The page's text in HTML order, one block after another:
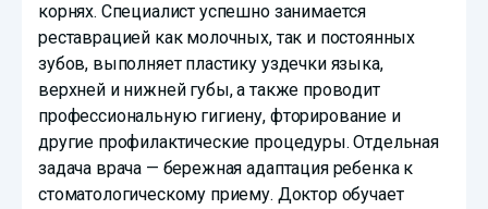
корнях. Специалист успешно занимается
реставрацией как молочных, так и постоянных
зубов, выполняет пластику уздечки языка,
верхней и нижней губы, а также проводит
профессиональную гигиену, фторирование и
другие профилактические процедуры. Отдельная
задача врача — бережная адаптация ребенка к
стоматологическому приему. Доктор обучает